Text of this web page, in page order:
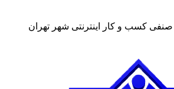
کسب و کار اینترنتی شهر تهران